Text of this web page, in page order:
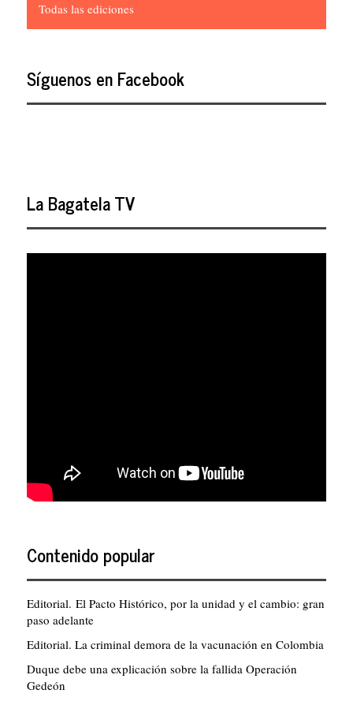
Todas las ediciones
Síguenos en Facebook
La Bagatela TV
Contenido popular
Editorial. El Pacto Histórico, por la unidad y el cambio: gran
paso adelante
Editorial. La criminal demora de la vacunación en Colombia
Duque debe una explicación sobre la fallida Operación
Gedeón